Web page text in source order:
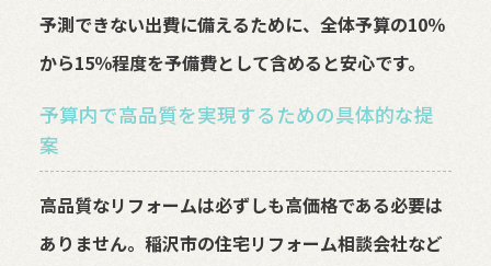
予測できない出費に備えるために、全体予算の10％
から15％程度を予備費として含めると安心です。
予算内で高品質を実現するための具体的な提
案
高品質なリフォームは必ずしも高価格である必要は
ありません。稲沢市の住宅リフォーム相談会社など